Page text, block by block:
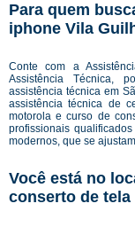
Para quem
iphone Vila
Conte com a
Assistência Técnica,
assistência técnica em
assistência técnica de
motorola e curso de
profissionais
modernos, que se
Você está no
conserto de tela